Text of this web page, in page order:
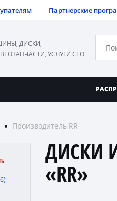
Партнерские
ДИСКИ,
УСЛУГИ СТО
● Производитель RR
ДИСКИ
«RR»